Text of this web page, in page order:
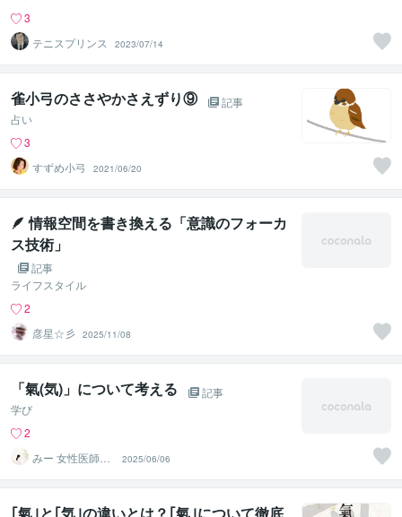
3
テニスプリンス
2023/07/14
雀小弓のささやかさえずり⑨
記事
占い
3
すずめ小弓
2021/06/20
🪶 情報空間を書き換える「意識のフォーカ
ス技術」
記事
ライフスタイル
2
彦星☆彡 2025/11/08
「氣(気)」について考える
記事
学び
2
みー 女性医師＊
二児の母＊悩み
相談
2025/06/06